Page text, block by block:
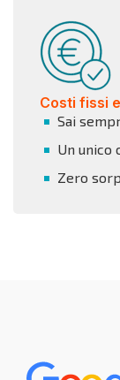
Costi fissi
Sai
Un unico
Zero